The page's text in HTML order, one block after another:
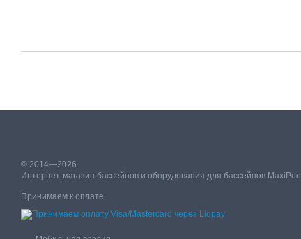
© 2014—2026
Интернет-магазин бассейнов и оборудования для бассейнов MaxiPool
Принимаем к оплате